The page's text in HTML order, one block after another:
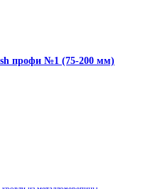
профи №1 (75-200 мм)